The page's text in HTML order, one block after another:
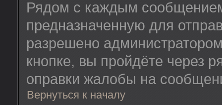
Рядом с каждым
предназначенную для
разрешено
кнопке, вы пройдёте через
оправки жалобы на
Вернуться к началу